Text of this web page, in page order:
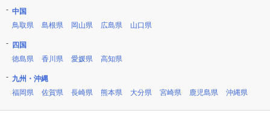
中国
鳥取県
島根県 岡山県 広島県 山口県
四国
徳島県
香川県 愛媛県 高知県
九州・沖縄
福岡県
佐賀県 長崎県 熊本県 大分県 宮崎県 鹿児島県 沖縄県